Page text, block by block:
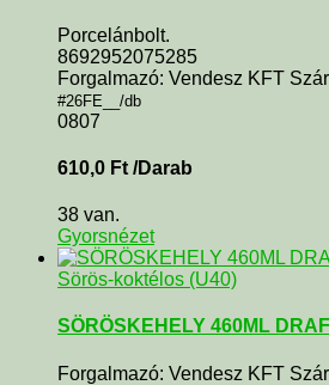
Porcelánbolt.
8692952075285
Forgalmazó: Vendesz KFT
#26FE__/db
0807
610,0 Ft /Darab
38 van.
Gyorsnézet
Sörös-koktélos (U40)
SÖRÖSKEHELY 460ML
Forgalmazó: Vendesz KFT